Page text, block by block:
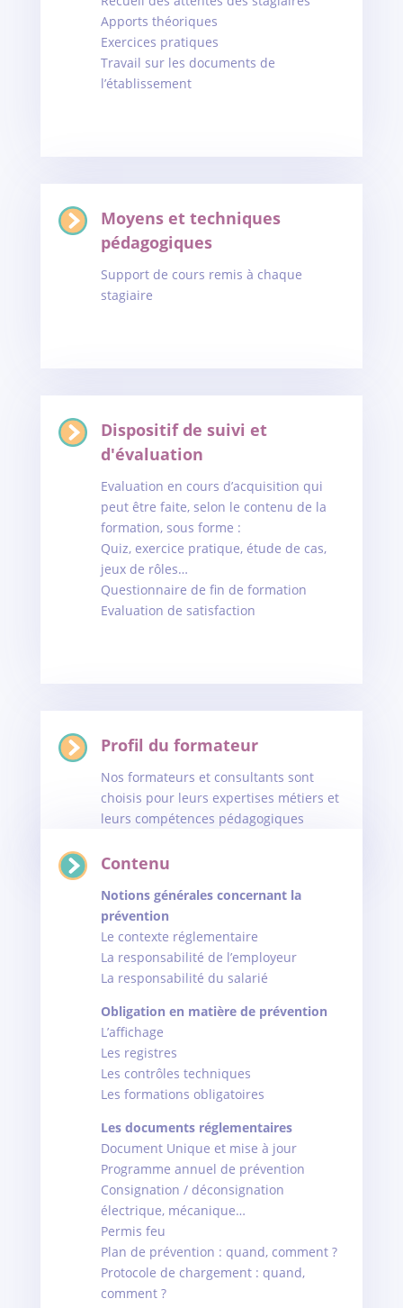
Apports théoriques
Exercices pratiques
Travail sur les documents de
l’établissement
Moyens et techniques
pédagogiques
Support de cours remis à chaque
stagiaire
Dispositif de suivi et
d'évaluation
Evaluation en cours d’acquisition qui
peut être faite, selon le contenu de la
formation, sous forme :
Quiz, exercice pratique, étude de cas,
jeux de rôles…
Questionnaire de fin de formation
Evaluation de satisfaction
Profil du formateur
Nos formateurs et consultants sont
choisis pour leurs expertises métiers et
leurs compétences pédagogiques
Contenu
Notions générales concernant la
prévention
Le contexte réglementaire
La responsabilité de l’employeur
La responsabilité du salarié
Obligation en matière de prévention
L’affichage
Les registres
Les contrôles techniques
Les formations obligatoires
Les documents réglementaires
Document Unique et mise à jour
Programme annuel de prévention
Consignation / déconsignation
électrique, mécanique…
Permis feu
Plan de prévention : quand, comment ?
Protocole de chargement : quand,
comment ?